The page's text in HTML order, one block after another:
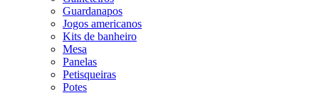
Guardanapos
Jogos americanos
Kits de banheiro
Mesa
Panelas
Petisqueiras
Potes